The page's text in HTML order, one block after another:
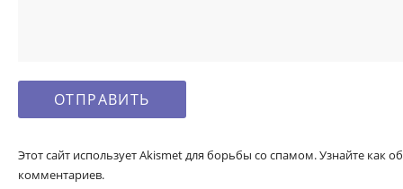
Этот сайт использует Akismet для борьбы со спамом. Узнайте как
комментариев.